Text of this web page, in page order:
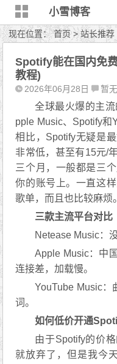
小雪博客
现在位置：首页>站长推荐
Spotify能在国内免
教程)
2026年06月28日 暂
全球最火爆的主
pple Music、Spotify和
相比，Spotify无疑是
非常低，甚至有15元/
三个月，一般都是三
你的账号上。一直这
歌单，而且也比较麻烦。
三款主流平台对比
Netease Music：
Apple Music：中
连接差，加载慢。
YouTube Music：
词。
如何低价开通
由于Spotify的价
就放弃了，但是我今